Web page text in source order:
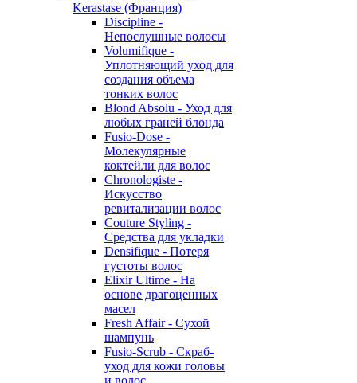
Kerastase (Франция)
Discipline -
Непослушные волосы
Volumifique -
Уплотняющий уход для
создания объема
тонких волос
Blond Absolu - Уход для
любых граней блонда
Fusio-Dose -
Молекулярные
коктейли для волос
Chronologiste -
Искусство
ревитализации волос
Couture Styling -
Средства для укладки
Densifique - Потеря
густоты волос
Elixir Ultime - На
основе драгоценных
масел
Fresh Affair - Сухой
шампунь
Fusio-Scrub - Скраб-
уход для кожи головы
и волос